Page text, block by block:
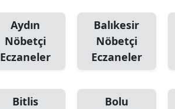
Aydın
Nöbetçi
Eczaneler
Balıkesir
Nöbetçi
Eczaneler
Bitlis
Bolu